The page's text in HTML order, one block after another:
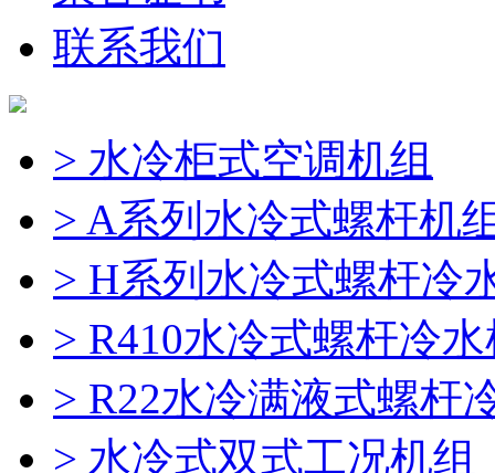
联系我们
> 水冷柜式空调机组
> A系列水冷式螺杆机
> H系列水冷式螺杆冷
> R410水冷式螺杆冷
> R22水冷满液式螺杆
> 水冷式双式工况机组